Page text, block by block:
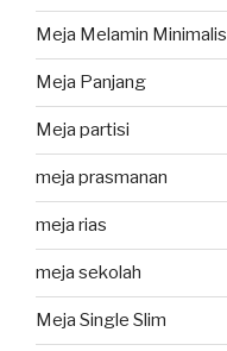
Meja Melamin Minimalis
Meja Panjang
Meja partisi
meja prasmanan
meja rias
meja sekolah
Meja Single Slim